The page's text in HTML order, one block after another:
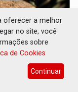
no
do
oferecer a melhor
no site, você
sobre
de Cookies
Continuar